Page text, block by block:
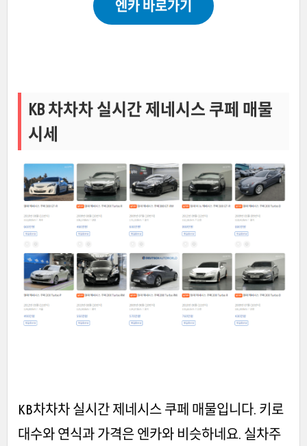
엔카 바로가기
KB 차차차 실시간 제네시스 쿠페 매물
시세
KB차차차 실시간 제네시스 쿠페 매물입니다. 키로
대수와 연식과 가격은 엔카와 비슷하네요. 실차주